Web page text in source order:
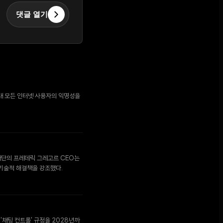
댓글 열기
든 인터넷 사용자의 익명성을
의 프레데릭 그레고르 CEO는
술적 해결책을 강조했다.
'채팅 컨트롤' 규정을 2028년까